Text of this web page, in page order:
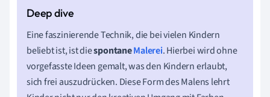
Eine faszinierende Technik, die bei vielen Kindern
beliebt ist, ist diespontaneMalerei. Hierbei wird ohne
vorgefasste Ideen gemalt, was den Kindern erlaubt,
sich frei auszudrücken. Diese Form des Malens lehrt